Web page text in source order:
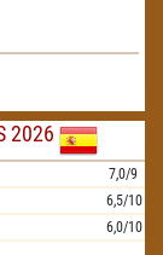
2026
7,0/9
6,5/10
6,0/10